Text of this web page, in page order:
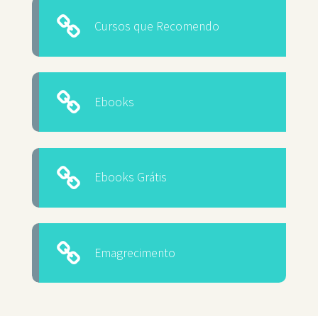
Cursos que Recomendo
Ebooks
Ebooks Grátis
Emagrecimento